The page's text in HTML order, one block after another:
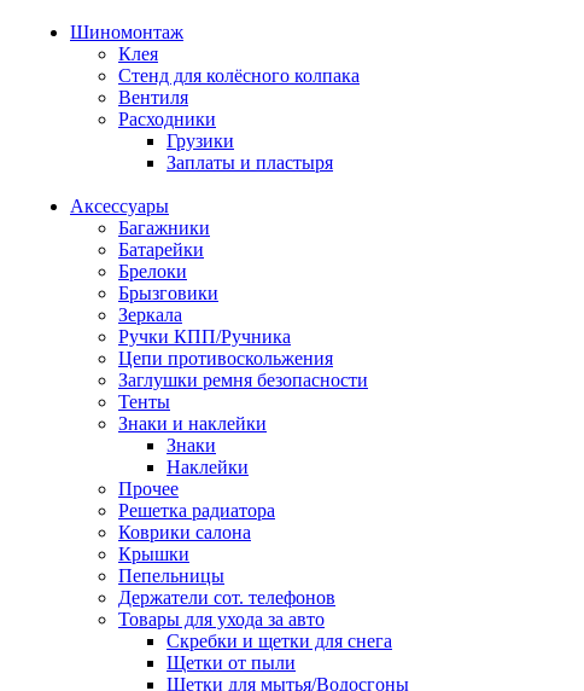
Шиномонтаж
Клея
Стенд для колёсного колпака
Вентиля
Расходники
Грузики
Заплаты и пластыря
Аксессуары
Багажники
Батарейки
Брелоки
Брызговики
Зеркала
Ручки КПП/Ручника
Цепи противоскольжения
Заглушки ремня безопасности
Тенты
Знаки и наклейки
Знаки
Наклейки
Прочее
Решетка радиатора
Коврики салона
Крышки
Пепельницы
Держатели сот. телефонов
Товары для ухода за авто
Скребки и щетки для снега
Щетки от пыли
Щетки для мытья/Водосгоны